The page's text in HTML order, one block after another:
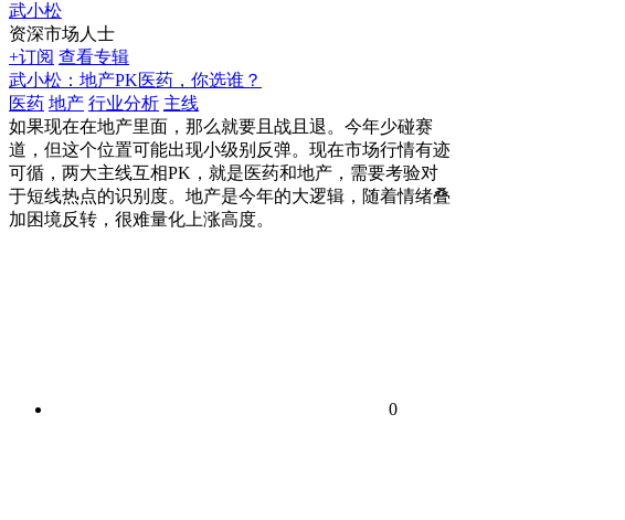
武小松
资深市场人士
+订阅 查看专辑
武小松：地产PK医药，你选谁？
医药 地产 行业分析 主线
如果现在在地产里面，那么就要且战且退。今年少碰赛
道，但这个位置可能出现小级别反弹。现在市场行情有迹
可循，两大主线互相PK，就是医药和地产，需要考验对
于短线热点的识别度。地产是今年的大逻辑，随着情绪叠
加困境反转，很难量化上涨高度。
0